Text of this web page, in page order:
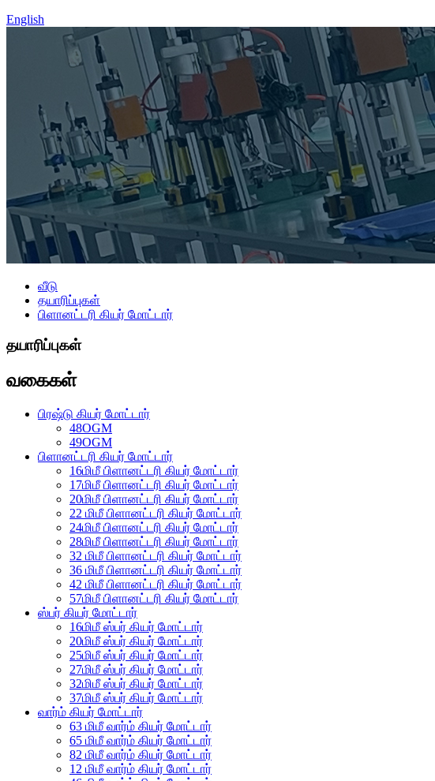
English
வீடு
தயாரிப்புகள்
பிளானட்டரி கியர் மோட்டார்
தயாரிப்புகள்
வகைகள்
பிரஷ்டு கியர் மோட்டார்
48OGM
49OGM
பிளானட்டரி கியர் மோட்டார்
16மிமீ பிளானட்டரி கியர் மோட்டார்
17மிமீ பிளானட்டரி கியர் மோட்டார்
20மிமீ பிளானட்டரி கியர் மோட்டார்
22 மிமீ பிளானட்டரி கியர் மோட்டார்
24மிமீ பிளானட்டரி கியர் மோட்டார்
28மிமீ பிளானட்டரி கியர் மோட்டார்
32 மிமீ பிளானட்டரி கியர் மோட்டார்
36 மிமீ பிளானட்டரி கியர் மோட்டார்
42 மிமீ பிளானட்டரி கியர் மோட்டார்
57மிமீ பிளானட்டரி கியர் மோட்டார்
ஸ்பர் கியர் மோட்டார்
16மிமீ ஸ்பர் கியர் மோட்டார்
20மிமீ ஸ்பர் கியர் மோட்டார்
25மிமீ ஸ்பர் கியர் மோட்டார்
27மிமீ ஸ்பர் கியர் மோட்டார்
32மிமீ ஸ்பர் கியர் மோட்டார்
37மிமீ ஸ்பர் கியர் மோட்டார்
வார்ம் கியர் மோட்டார்
63 மிமீ வார்ம் கியர் மோட்டார்
65 மிமீ வார்ம் கியர் மோட்டார்
82 மிமீ வார்ம் கியர் மோட்டார்
12 மிமீ வார்ம் கியர் மோட்டார்